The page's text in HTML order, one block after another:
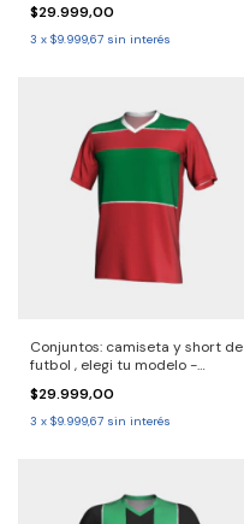
Consulta demora de entrega
30/40 dias
$29.999,00
3 x $9.999,67 sin interés
Conjuntos: camiseta y short de
futbol , elegi tu modelo -
Consulta demora entrega
30/40 dias
$29.999,00
3 x $9.999,67 sin interés